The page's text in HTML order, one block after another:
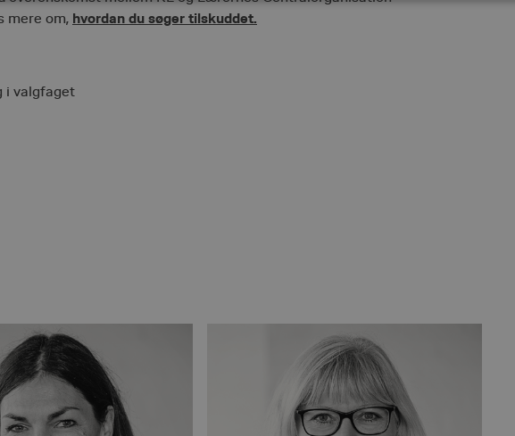
mere om, hvordan du søger tilskuddet.
i valgfaget
NØDVENDIGE YDEEVNE MÅLRETNING FUNKTIONALITET
Absolut nødvendige
1 år 1
måned
Denne cookie indstilles af SiteImprove. Det registrerer statistiske data om
besøgendes adfærd på webstedet. Bruges til intern analyse af webstedsoperatøren.
Session Bruges til at opretholde en anonymiseret brugersession af serveren.